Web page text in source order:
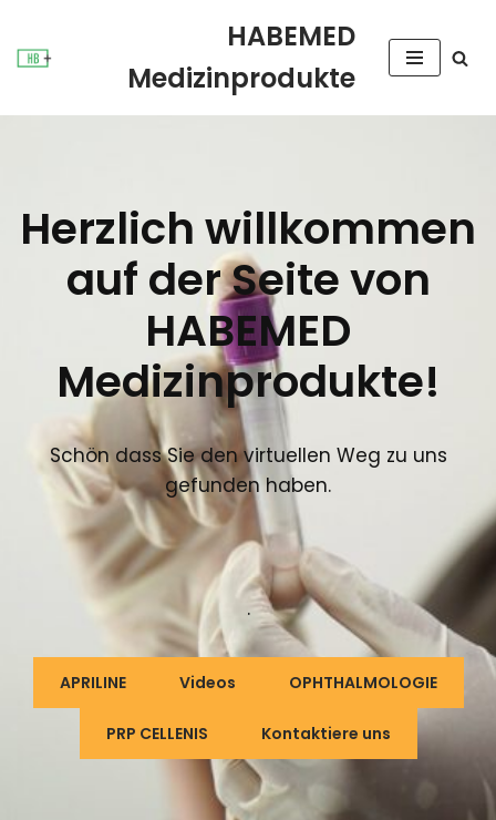
Zum
springen
HABEMED
Medizinprodukte
Herzlich willkommen
auf der Seite von
HABEMED
Medizinprodukte!
Schön dass Sie den virtuellen Weg zu uns
gefunden haben.
.
APRILINE Videos OPHTHALMOLOGIE
PRP CELLENIS Kontaktiere uns